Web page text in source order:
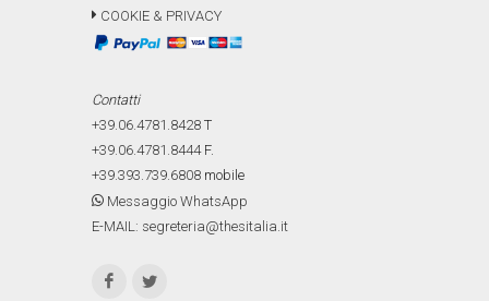
COOKIE & PRIVACY
Contatti
+39.06.4781.8428 T
+39.06.4781.8444F.
+39.393.739.6808 mobile
Messaggio WhatsApp
E-MAIL: segreteria@thesitalia.it